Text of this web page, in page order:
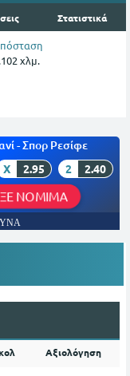
Στατιστικά
χλμ.
- Σπορ Ρεσίφε
X 2.95 2 2.40
ΝΟΜΙΜΑ
Αξιολόγηση